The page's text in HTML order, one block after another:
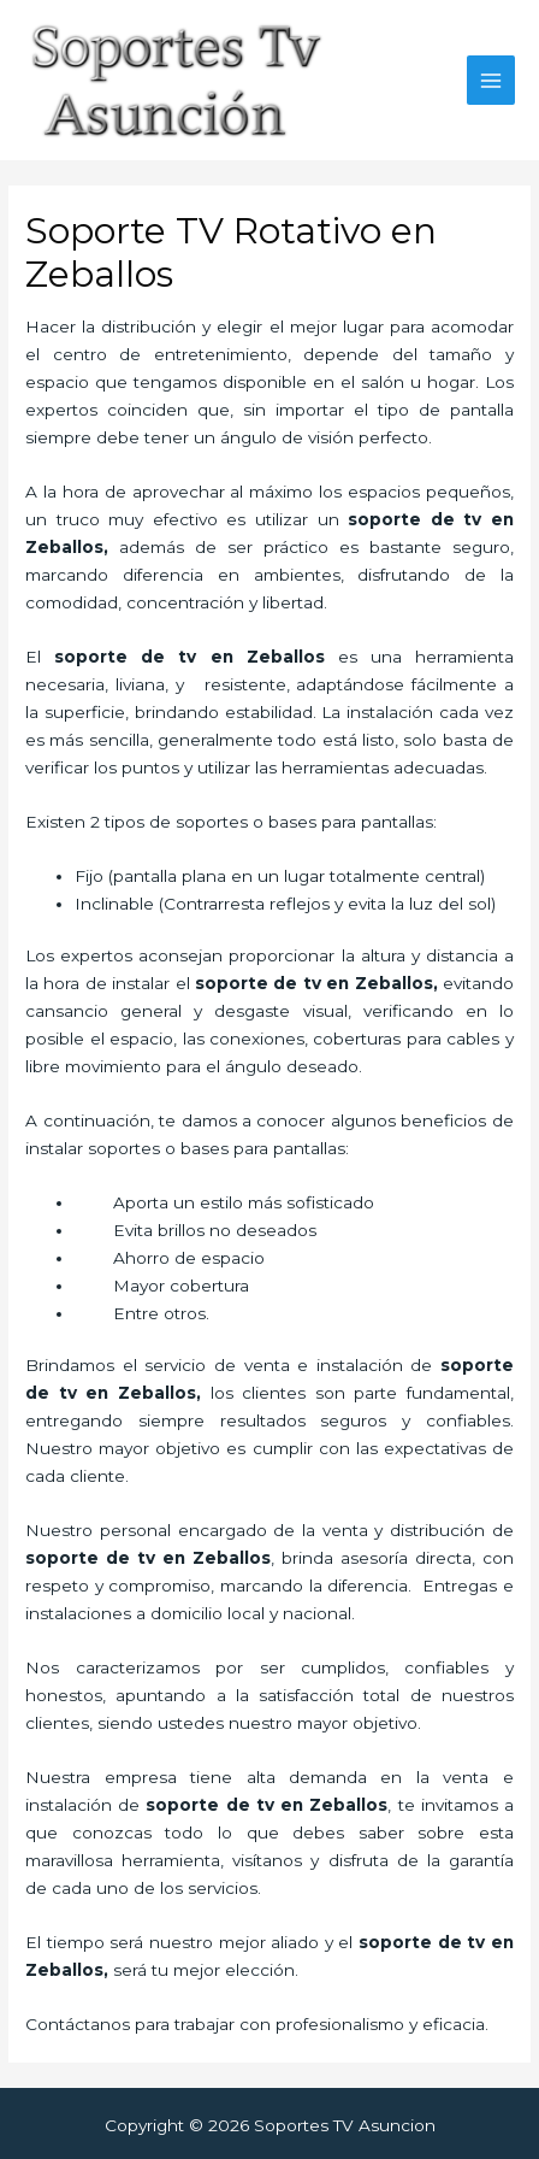
content
Soporte TV Rotativo en
Zeballos
Hacer la distribución y elegir el mejor lugar para acomodar
el centro de entretenimiento, depende del tamaño y
espacio que tengamos disponible en el salón u hogar. Los
expertos coinciden que, sin importar el tipo de pantalla
siempre debe tener un ángulo de visión perfecto.
A la hora de aprovechar al máximo los espacios pequeños,
un truco muy efectivo es utilizar un soporte de tv en
Zeballos, además de ser práctico es bastante seguro,
marcando diferencia en ambientes, disfrutando de la
comodidad, concentración y libertad.
El soporte de tv en Zeballos es una herramienta
necesaria, liviana, y resistente, adaptándose fácilmente a
la superficie, brindando estabilidad. La instalación cada vez
es más sencilla, generalmente todo está listo, solo basta de
verificar los puntos y utilizar las herramientas adecuadas.
Existen 2 tipos de soportes o bases para pantallas:
Fijo (pantalla plana en un lugar totalmente central)
Inclinable (Contrarresta reflejos y evita la luz del sol)
Los expertos aconsejan proporcionar la altura y distancia a
la hora de instalar el soporte de tv en Zeballos, evitando
cansancio general y desgaste visual, verificando en lo
posible el espacio, las conexiones, coberturas para cables y
libre movimiento para el ángulo deseado.
A continuación, te damos a conocer algunos beneficios de
instalar soportes o bases para pantallas:
Aporta un estilo más sofisticado
Evita brillos no deseados
Ahorro de espacio
Mayor cobertura
Entre otros.
Brindamos el servicio de venta e instalación de soporte
de tv en Zeballos, los clientes son parte fundamental,
entregando siempre resultados seguros y confiables.
Nuestro mayor objetivo es cumplir con las expectativas de
cada cliente.
Nuestro personal encargado de la venta y distribución de
soporte de tv en Zeballos, brinda asesoría directa, con
respeto y compromiso, marcando la diferencia. Entregas e
instalaciones a domicilio local y nacional.
Nos caracterizamos por ser cumplidos, confiables y
honestos, apuntando a la satisfacción total de nuestros
clientes, siendo ustedes nuestro mayor objetivo.
Nuestra empresa tiene alta demanda en la venta e
instalación de soporte de tv en Zeballos , te invitamos a
que conozcas todo lo que debes saber sobre esta
maravillosa herramienta, visítanos y disfruta de la garantía
de cada uno de los servicios.
El tiempo será nuestro mejor aliado y el soporte de tv en
Zeballos, será tu mejor elección.
Contáctanos para trabajar con profesionalismo y eficacia.
Copyright © 2026 Soportes TV Asuncion